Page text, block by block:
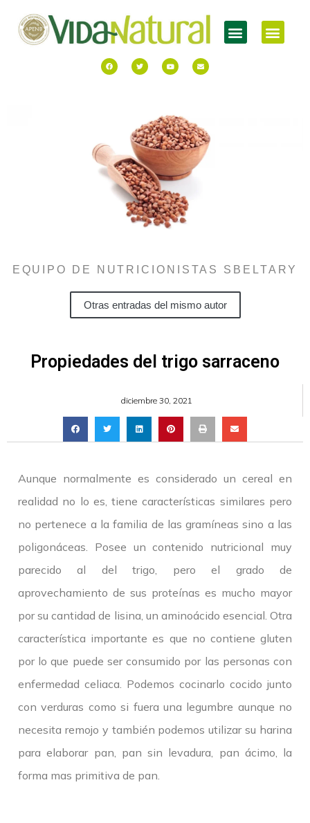
EQUIPO DE NUTRICIONISTAS SBELTARY
Otras entradas del mismo autor
Propiedades del trigo sarraceno
diciembre 30, 2021
Aunque normalmente es considerado un cereal en
realidad no lo es, tiene características similares pero
no pertenece a la familia de las gramíneas sino a las
poligonáceas. Posee un contenido nutricional muy
parecido al del trigo, pero el grado de
aprovechamiento de sus proteínas es mucho mayor
por su cantidad de lisina, un aminoácido esencial. Otra
característica importante es que no contiene gluten
por lo que puede ser consumido por las personas con
enfermedad celiaca. Podemos cocinarlo cocido junto
con verduras como si fuera una legumbre aunque no
necesita remojo y también podemos utilizar su harina
para elaborar pan, pan sin levadura, pan ácimo, la
forma mas primitiva de pan.